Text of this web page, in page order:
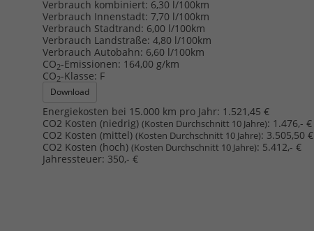
Verbrauch kombiniert: 6,30 l/100km
Verbrauch Innenstadt: 7,70 l/100km
Verbrauch Stadtrand: 6,00 l/100km
Verbrauch Landstraße: 4,80 l/100km
Verbrauch Autobahn: 6,60 l/100km
CO2-Emissionen: 164,00 g/km
CO2-Klasse: F
Download
Energiekosten bei 15.000 km pro Jahr: 1.521,45 €
CO2 Kosten (niedrig) (Kosten Durchschnitt 10 Jahre): 1.476,- €
CO2 Kosten (mittel) (Kosten Durchschnitt 10 Jahre): 3.505,50 €
CO2 Kosten (hoch) (Kosten Durchschnitt 10 Jahre): 5.412,- €
Jahressteuer: 350,- €